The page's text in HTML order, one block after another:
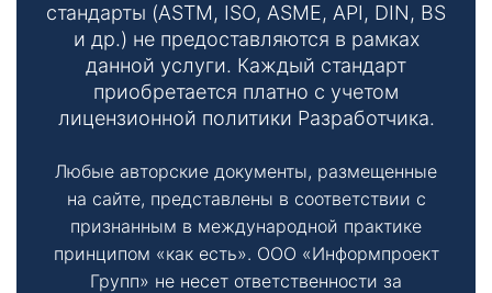
стандарты (ASTM, ISO, ASME, API, DIN, BS
и др.) не предоставляются в рамках
данной услуги. Каждый стандарт
приобретается платно с учетом
лицензионной политики Разработчика.
Любые авторские документы, размещенные
на сайте, представлены в соответствии с
признанным в международной практике
принципом «как есть». ООО «Информпроект
Групп» не несет ответственности за